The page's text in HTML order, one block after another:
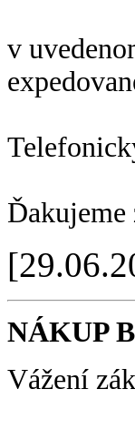
v
Ďakujeme
NÁKUP
Vážení